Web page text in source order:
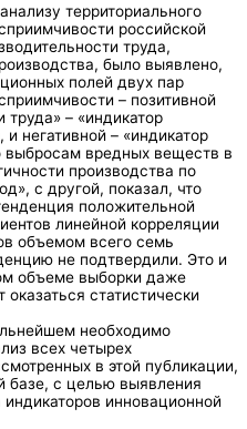
территориального
российской
труда,
было выявлено,
полей двух пар
– позитивной
труда» – «индикатор
негативной – «индикатор
выбросам вредных веществ в
производства по
с другой, показал, что
положительной
линейной корреляции
объемом всего семь
не подтвердили. Это и
объеме выборки даже
статистически
необходимо
всех четырех
в этой публикации,
базе, с целью выявления
инновационной